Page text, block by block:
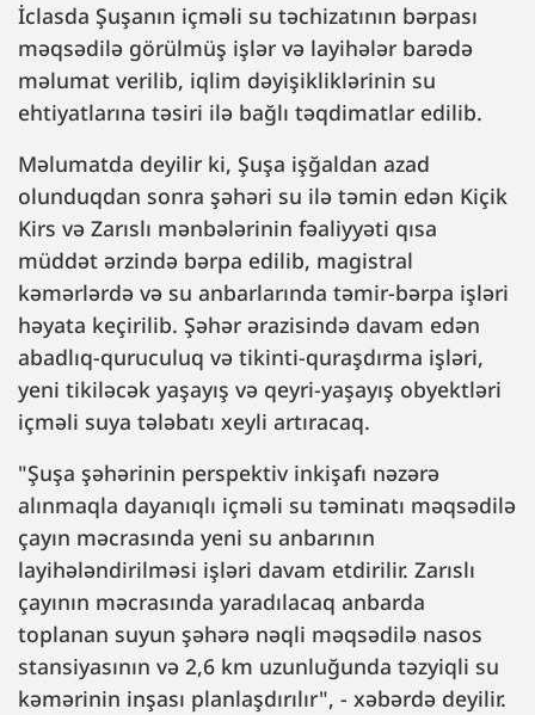
İclasda Şuşanın içməli su təchizatının bərpası
məqsədilə görülmüş işlər və layihələr barədə
məlumat verilib, iqlim dəyişikliklərinin su
ehtiyatlarına təsiri ilə bağlı təqdimatlar edilib.
Məlumatda deyilir ki, Şuşa işğaldan azad
olunduqdan sonra şəhəri su ilə təmin edən Kiçik
Kirs və Zarıslı mənbələrinin fəaliyyəti qısa
müddət ərzində bərpa edilib, magistral
kəmərlərdə və su anbarlarında təmir-bərpa işləri
həyata keçirilib. Şəhər ərazisində davam edən
abadlıq-quruculuq və tikinti-quraşdırma işləri,
yeni tikiləcək yaşayış və qeyri-yaşayış obyektləri
içməli suya tələbatı xeyli artıracaq.
"Şuşa şəhərinin perspektiv inkişafı nəzərə
alınmaqla dayanıqlı içməli su təminatı məqsədilə
çayın məcrasında yeni su anbarının
layihələndirilməsi işləri davam etdirilir. Zarıslı
çayının məcrasında yaradılacaq anbarda
toplanan suyun şəhərə nəqli məqsədilə nasos
stansiyasının və 2,6 km uzunluğunda təzyiqli su
kəmərinin inşası planlaşdırılır", - xəbərdə deyilir.